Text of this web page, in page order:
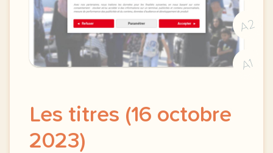
A2
A1
Les titres (16 octobre
2023)